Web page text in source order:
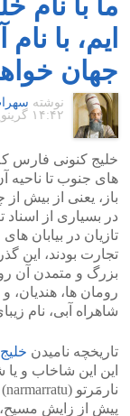
ایم، با
جهان
نوشته
۱۴:۴۲ گرينويچ - شنبه ۱۶ اردیبهشت ۱۳۹۱
خلیج کنونی فارس
های جنوب تا ناحیه
باز، یعنی از بیش
در بسیاری از
تازیان در بیابان
تجارت بودند، این
بزرگ و متمدن آن
رومان ها، هندیان، و
شاهراه آبی، نام
تاریخچه نامیدن
این این شاخاب و یا